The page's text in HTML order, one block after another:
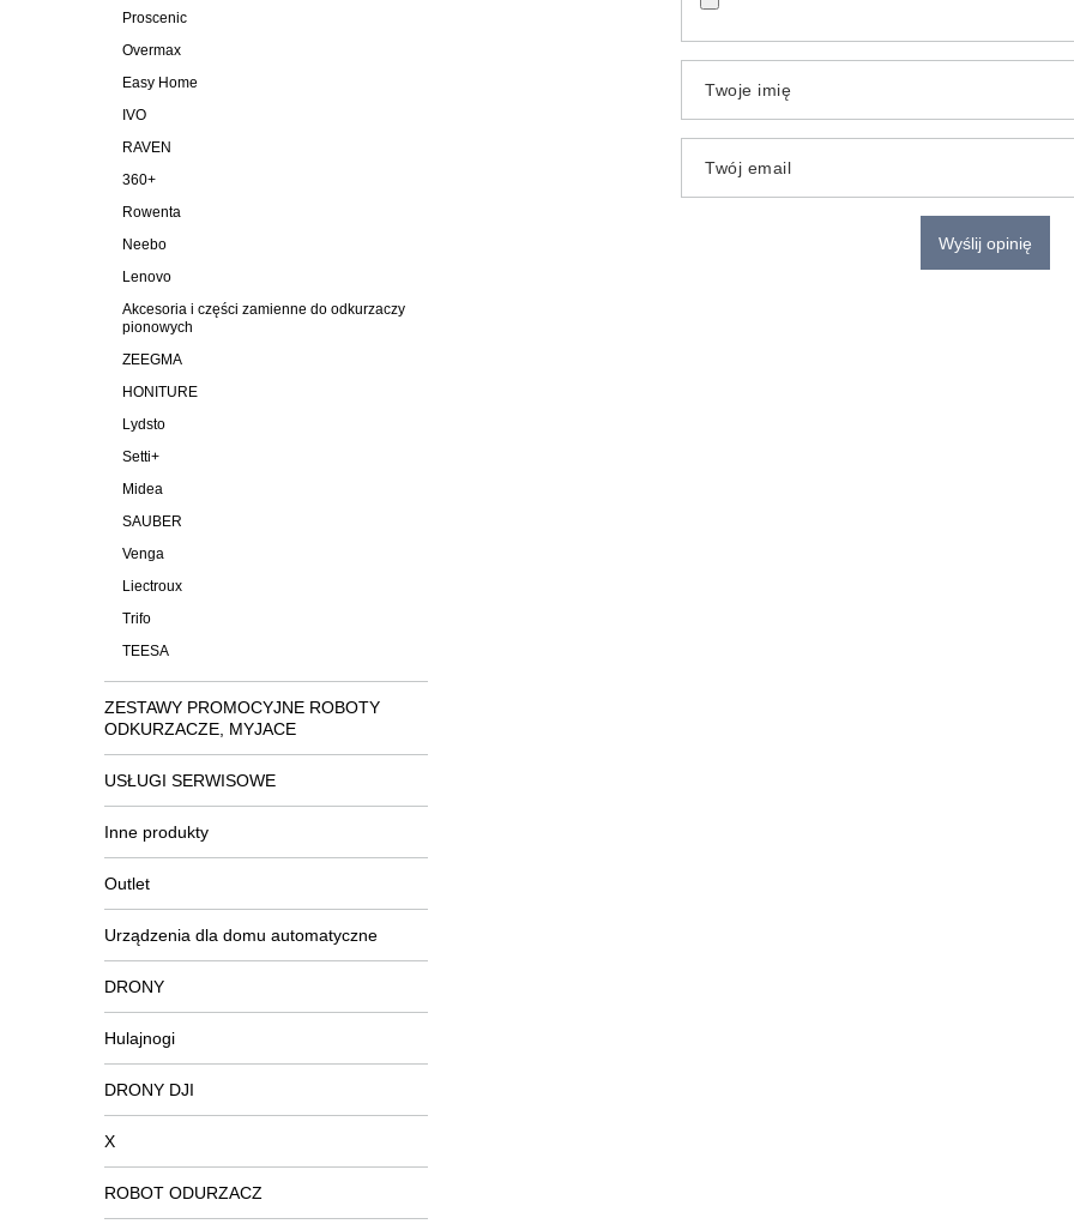
Proscenic
Overmax
Easy Home
IVO
RAVEN
360+
Rowenta
Neebo
Lenovo
Akcesoria i części zamienne do odkurzaczy
pionowych
ZEEGMA
HONITURE
Lydsto
Setti+
Midea
SAUBER
Venga
Liectroux
Trifo
TEESA
ZESTAWY PROMOCYJNE ROBOTY
ODKURZACZE, MYJACE
USŁUGI SERWISOWE
Inne produkty
Outlet
Urządzenia dla domu automatyczne
DRONY
Hulajnogi
DRONY DJI
X
ROBOT ODURZACZ
Twoje imię
Twój email
Wyślij opinię